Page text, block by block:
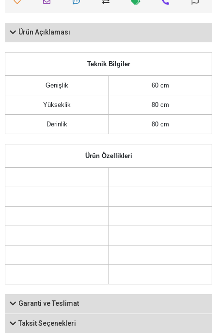
Ürün Açıklaması
Teknik Bilgiler
Genişlik 60 cm
Yükseklik 80 cm
Derinlik 80 cm
Ürün Özellikleri
Garanti ve Teslimat
Taksit Seçenekleri